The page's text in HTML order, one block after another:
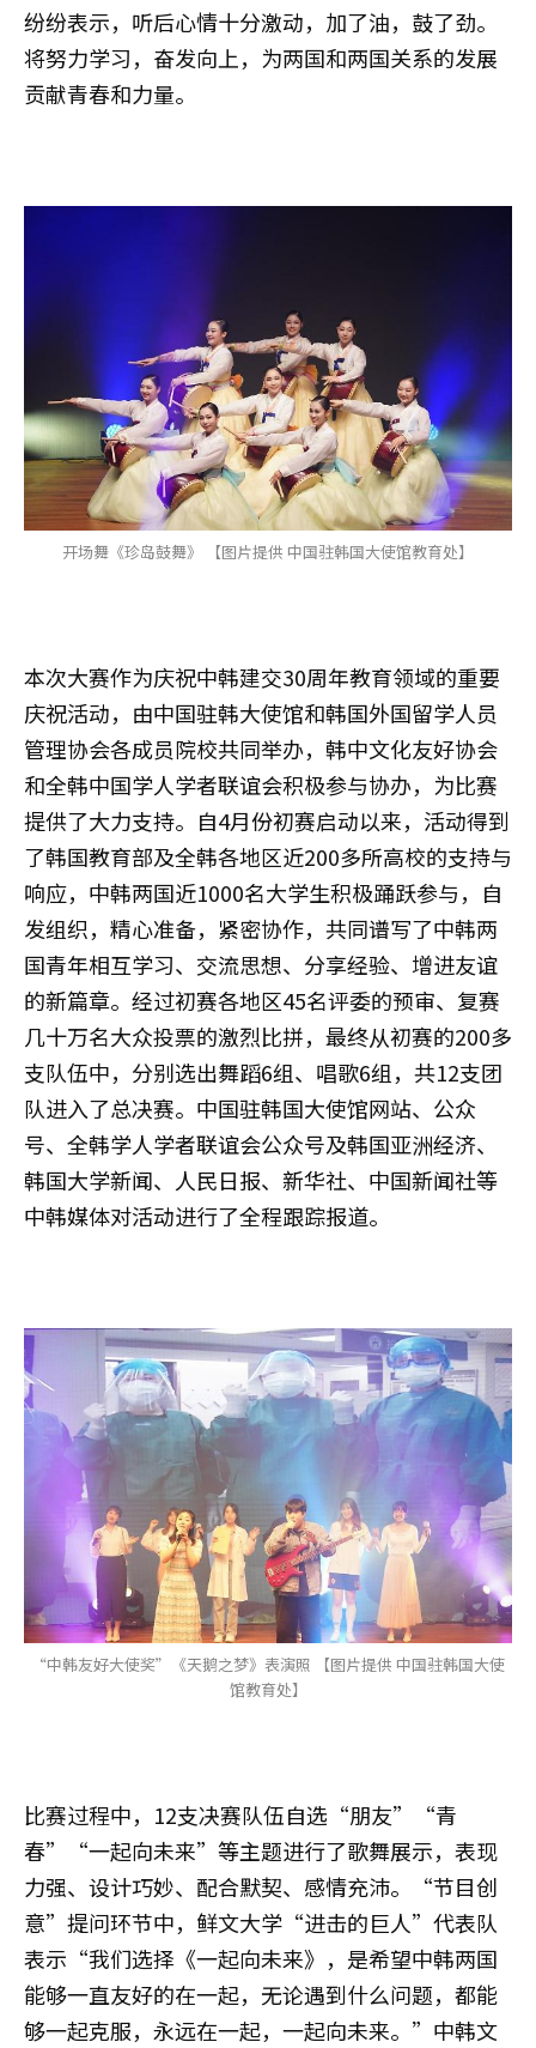
纷纷表示，听后心情十分激动，加了油，鼓了劲。
将努力学习，奋发向上，为两国和两国关系的发展
贡献青春和力量。
开场舞《珍岛鼓舞》 【图片提供 中国驻韩国大使馆教育处】
本次大赛作为庆祝中韩建交30周年教育领域的重要
庆祝活动，由中国驻韩大使馆和韩国外国留学人员
管理协会各成员院校共同举办，韩中文化友好协会
和全韩中国学人学者联谊会积极参与协办，为比赛
提供了大力支持。自4月份初赛启动以来，活动得到
了韩国教育部及全韩各地区近200多所高校的支持与
响应，中韩两国近1000名大学生积极踊跃参与，自
发组织，精心准备，紧密协作，共同谱写了中韩两
国青年相互学习、交流思想、分享经验、增进友谊
的新篇章。经过初赛各地区45名评委的预审、复赛
几十万名大众投票的激烈比拼，最终从初赛的200多
支队伍中，分别选出舞蹈6组、唱歌6组，共12支团
队进入了总决赛。中国驻韩国大使馆网站、公众
号、全韩学人学者联谊会公众号及韩国亚洲经济、
韩国大学新闻、人民日报、新华社、中国新闻社等
中韩媒体对活动进行了全程跟踪报道。
“中韩友好大使奖”《天鹅之梦》表演照 【图片提供 中国驻韩国大使
馆教育处】
比赛过程中，12支决赛队伍自选“朋友”“青
春”“一起向未来”等主题进行了歌舞展示，表现
力强、设计巧妙、配合默契、感情充沛。“节目创
意”提问环节中，鲜文大学“进击的巨人”代表队
表示“我们选择《一起向未来》，是希望中韩两国
能够一直友好的在一起，无论遇到什么问题，都能
够一起克服，永远在一起，一起向未来。”中韩文